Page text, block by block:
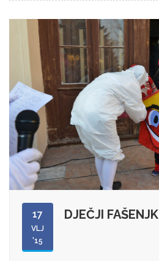
17
VLJ
'15
DJEČJI FAŠENJK